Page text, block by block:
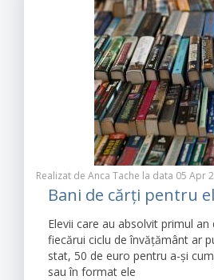
Realizat de Anca Tache la data 05 Apr
Bani de cărți pentru
Elevii care au absolvit primul an
fiecărui ciclu de învățământ ar
stat, 50 de euro pentru a-și
sau în format ele